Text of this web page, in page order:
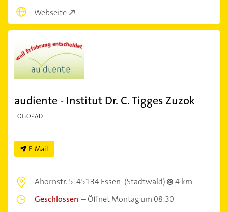
Webseite
audiente - Institut Dr. C. Tigges Zuzok
LOGOPÄDIE
E-Mail
Ahornstr. 5,45134 Essen (Stadtwald)
4 km
Geschlossen –Öffnet Montag um 08:30